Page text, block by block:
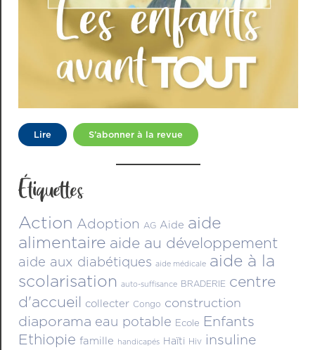
Lire S’abonner à la revue
Étiquettes
Action Adoption AG Aide aide
alimentaire aide au développement
aide aux diabétiques aide médicale aide à la
scolarisation auto-suffisance BRADERIE centre
d'accueil collecter Congo construction
diaporama eau potable Ecole Enfants
Ethiopie famille handicapés Haïti Hiv insuline